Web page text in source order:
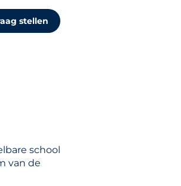
stellen
school
van de